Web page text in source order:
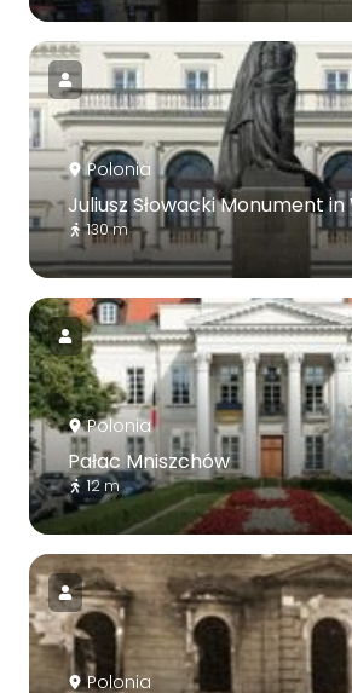
Polonia
Juliusz Słowacki Monument
130 m
Polonia
Pałac Mniszchów
12 m
Polonia